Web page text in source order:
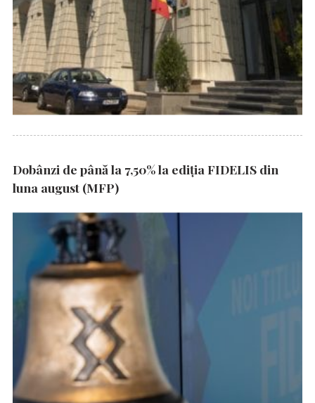
Dobânzi de până la 7,50% la ediția FIDELIS din
luna august (MFP)